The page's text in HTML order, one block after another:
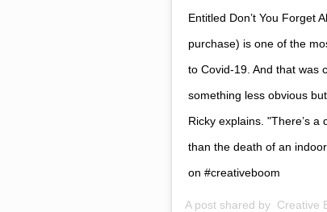
Entitled Don’t You Forget
purchase) is one of the
to Covid-19. And that was
something less obvious
Ricky explains. "There’s
than the death of an
on #creativeboom
A post shared by Creative